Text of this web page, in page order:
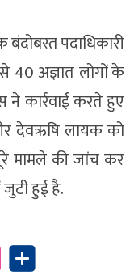
पदाधिकारी
अज्ञात लोगों के
ने कार्रवाई करते हुए
देवऋषि लायक को
मामले की जांच कर
हुई है.